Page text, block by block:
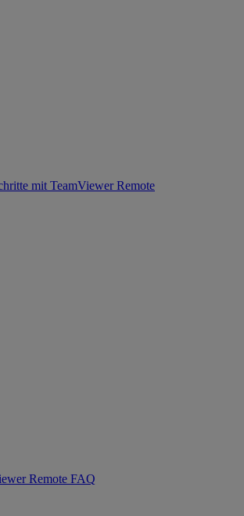
mit TeamViewer Remote
Remote FAQ